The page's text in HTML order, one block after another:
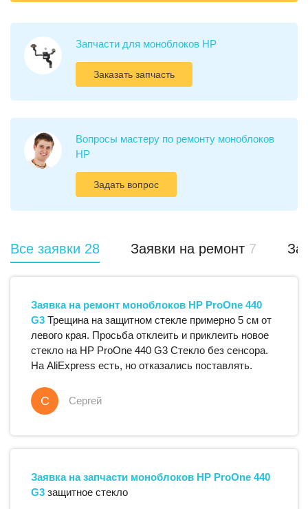
Запчасти для моноблоков HP
Заказать запчасть
Вопросы мастеру по ремонту моноблоков
HP
Задать вопрос
Все заявки 28 Заявки на ремонт 7
Заявка на ремонт моноблоков HP ProOne 440
G3 Трещина на защитном стекле примерно 5 см от
левого края. Просьба отклеить и приклеить новое
стекло на HP ProOne 440 G3 Стекло без сенсора.
На AliExpress есть, но отказались поставлять.
С Сергей
Заявка на запчасти моноблоков HP ProOne 440
G3 защитное стекло